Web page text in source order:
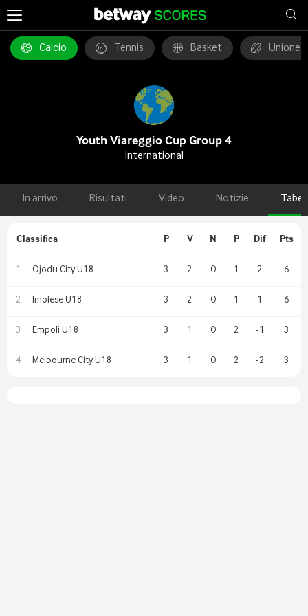
Calcio Tennis Basket Unione
Youth Viareggio Cup Group 4
International
In arrivo Risultati Video Notizie
Classifica P V N P Dif Pts
1 Ojodu City U18 3 2 0 1 2 6
2 Imolese U18 3 2 0 1 1 6
3 Empoli U18 3 1 0 2 -1 3
4 Melbourne City U18 3 1 0 2 -2 3